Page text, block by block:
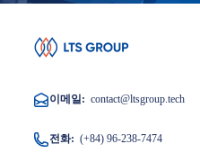
이메일: contact@ltsgroup.tech
전화: (+84) 96-238-7474